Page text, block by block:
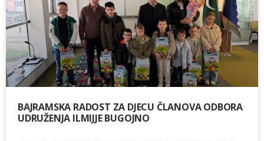
BAJRAMSKA RADOST ZA DJECU ČLANOVA ODBORA
UDRUŽENJA ILMIJJE BUGOJNO